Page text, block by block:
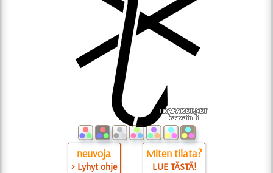
neuvoja
> Lyhyt ohje
Miten tilata?
LUE TÄSTÄ!